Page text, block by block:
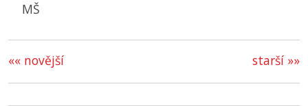
MŠ
starší »»
«« novější